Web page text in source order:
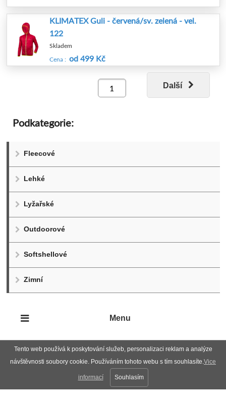
Tento web používá k poskytování služeb, personalizaci reklam a analýze
návštěvnosti soubory cookie. Používáním tohoto webu s tím souhlasíte.Vice
informací Souhlasím
KLIMATEX Guli - červená/sv. zelená - vel.
122
Skladem
Cena : od 499 Kč
Další
Podkategorie:
Fleecové
Lehké
Lyžařské
Outdoorové
Softshellové
Zimní
Menu